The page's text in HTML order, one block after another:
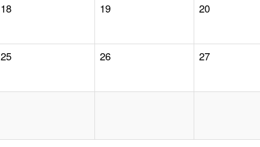
18 19 20
25 26 27